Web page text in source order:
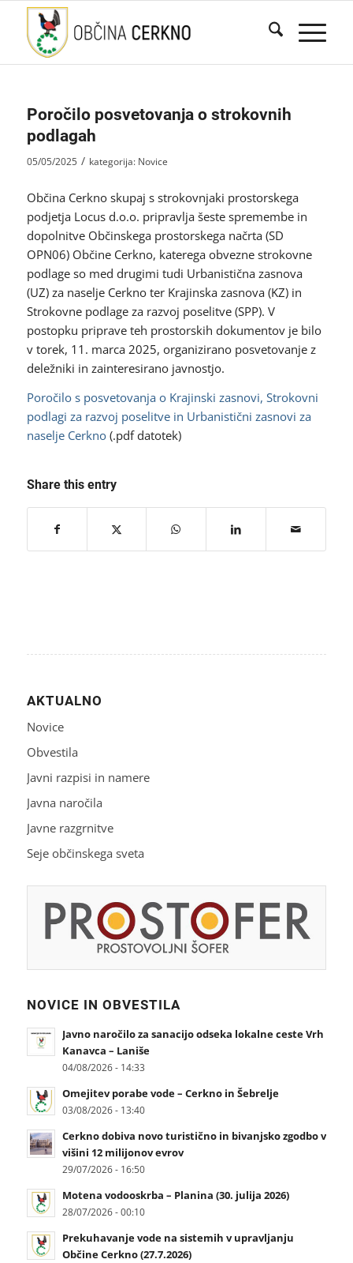
Poročilo posvetovanja o strokovnih
podlagah
05/05/2025 / kategorija: Novice
Občina Cerkno skupaj s strokovnjaki prostorskega
podjetja Locus d.o.o. pripravlja šeste spremembe in
dopolnitve Občinskega prostorskega načrta (SD
OPN06) Občine Cerkno, katerega obvezne strokovne
podlage so med drugimi tudi Urbanistična zasnova
(UZ) za naselje Cerkno ter Krajinska zasnova (KZ) in
Strokovne podlage za razvoj poselitve (SPP). V
postopku priprave teh prostorskih dokumentov je bilo
v torek, 11. marca 2025, organizirano posvetovanje z
deležniki in zainteresirano javnostjo.
Poročilo s posvetovanja o Krajinski zasnovi, Strokovni
podlagi za razvoj poselitve in Urbanistični zasnovi za
naselje Cerkno(.pdf datotek)
Share this entry
AKTUALNO
Novice
Obvestila
Javni razpisi in namere
Javna naročila
Javne razgrnitve
Seje občinskega sveta
NOVICE IN OBVESTILA
Javno naročilo za sanacijo odseka lokalne ceste Vrh
Kanavca – Laniše
04/08/2026 - 14:33
Omejitev porabe vode – Cerkno in Šebrelje
03/08/2026 - 13:40
Cerkno dobiva novo turistično in bivanjsko zgodbo v
višini 12 milijonov evrov
29/07/2026 - 16:50
Motena vodooskrba – Planina (30. julija 2026)
28/07/2026 - 00:10
Prekuhavanje vode na sistemih v upravljanju
Občine Cerkno (27.7.2026)